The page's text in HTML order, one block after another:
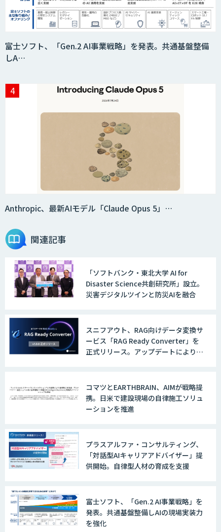
富士ソフト、「Gen.2 AI事業戦略」を発表。共通基盤整備
しA…
Anthropic、最新AIモデル「Claude Opus 5」…
関連記事
「ソフトバンク・東北大学 AI for
Disaster Science共創研究所」設立。
災害デジタルツインと防災AIを融合
スニフアウト、RAG向けデータ変換サ
ービス「RAG Ready Converter」を
正式リリース。アップデートにより変
コマツとEARTHBRAIN、AIMが戦略提
携。日米で建設現場の自律施工ソリュ
ーションを推進
プラスアルファ・コンサルティング、
「対話型AIキャリアアドバイザー」提
供開始。自律型人材の育成を支援
富士ソフト、「Gen.2 AI事業戦略」を
発表。共通基盤整備しAIの現場実装力
を強化